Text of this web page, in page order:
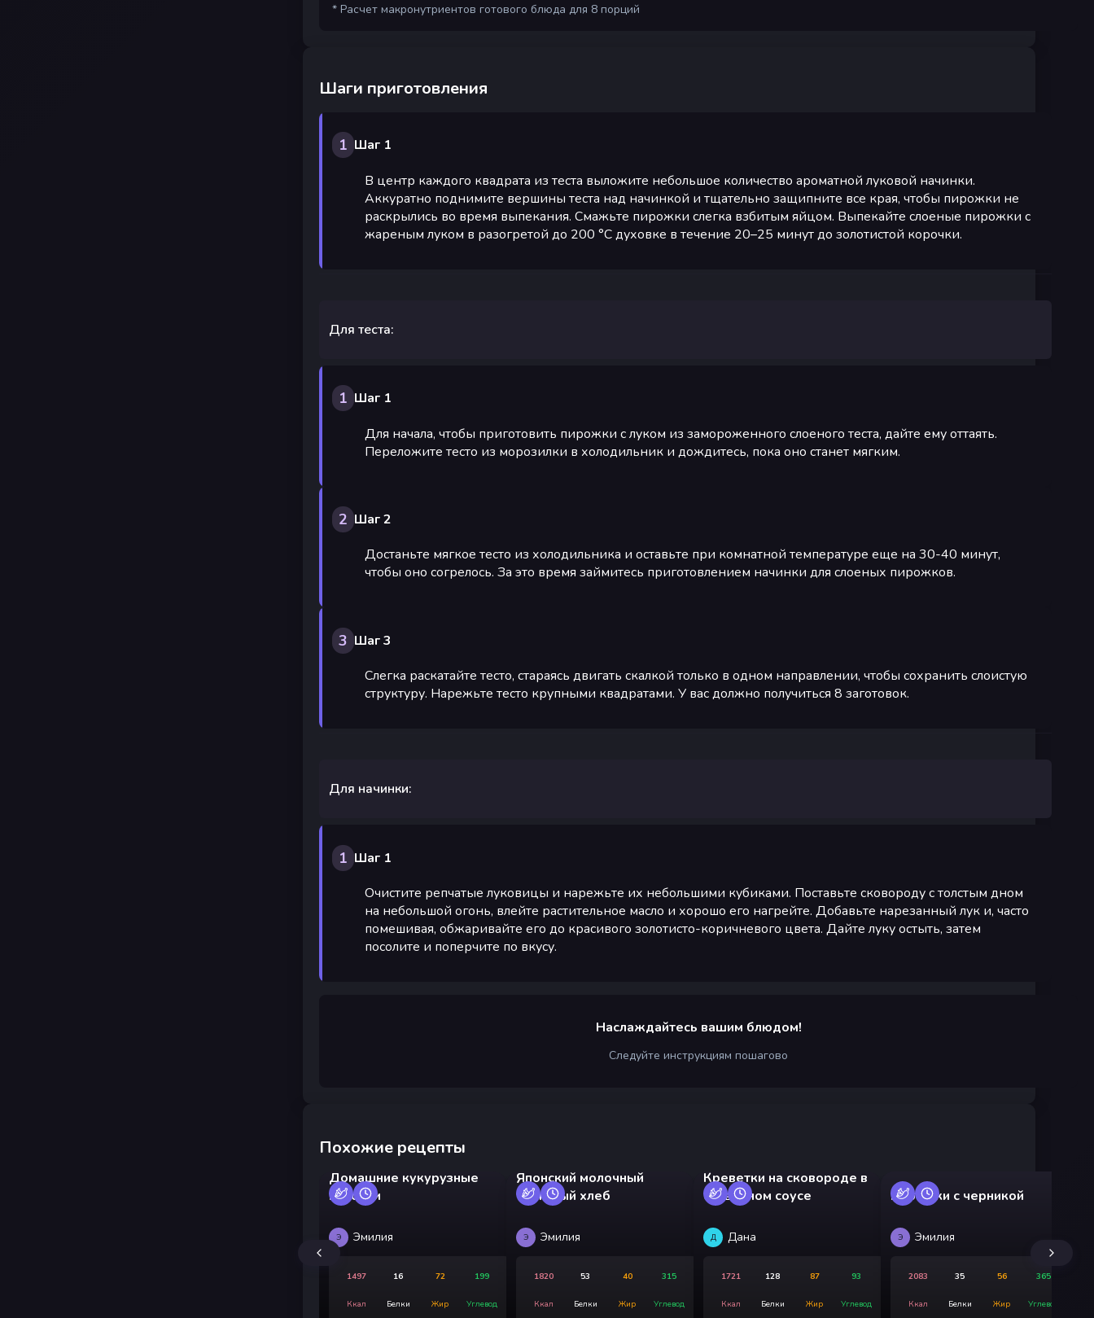
* Расчет макронутриентов готового блюда для 8 порций
Шаги приготовления
1 Шаг 1
В центр каждого квадрата из теста выложите небольшое количество ароматной луковой начинки.
Аккуратно поднимите вершины теста над начинкой и тщательно защипните все края, чтобы пирожки не
раскрылись во время выпекания. Смажьте пирожки слегка взбитым яйцом. Выпекайте слоеные пирожки с
жареным луком в разогретой до 200 °C духовке в течение 20–25 минут до золотистой корочки.
Для теста:
1 Шаг 1
Для начала, чтобы приготовить пирожки с луком из замороженного слоеного теста, дайте ему оттаять.
Переложите тесто из морозилки в холодильник и дождитесь, пока оно станет мягким.
2 Шаг 2
Достаньте мягкое тесто из холодильника и оставьте при комнатной температуре еще на 30-40 минут,
чтобы оно согрелось. За это время займитесь приготовлением начинки для слоеных пирожков.
3 Шаг 3
Слегка раскатайте тесто, стараясь двигать скалкой только в одном направлении, чтобы сохранить слоистую
структуру. Нарежьте тесто крупными квадратами. У вас должно получиться 8 заготовок.
Для начинки:
1 Шаг 1
Очистите репчатые луковицы и нарежьте их небольшими кубиками. Поставьте сковороду с толстым дном
на небольшой огонь, влейте растительное масло и хорошо его нагрейте. Добавьте нарезанный лук и, часто
помешивая, обжаривайте его до красивого золотисто-коричневого цвета. Дайте луку остыть, затем
посолите и поперчите по вкусу.
Наслаждайтесь вашим блюдом!
Следуйте инструкциям пошагово
Похожие рецепты
Домашние кукурузные
палочки
Э Эмилия
1497
Ккал
16
Белки
72
Жир
199
Углевод
Японский молочный
тостовый хлеб
Э Эмилия
1820
Ккал
53
Белки
40
Жир
315
Углевод
Креветки на сковороде в
сливочном соусе
Д Дана
1721
Ккал
128
Белки
87
Жир
93
Углевод
Пирожки с черникой
Э Эмилия
2083
Ккал
35
Белки
56
Жир
365
Углевод